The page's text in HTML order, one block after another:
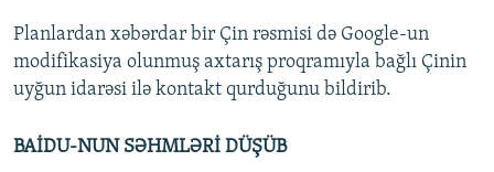
Planlardan xəbərdar bir Çin rəsmisi də Google-un
modifikasiya olunmuş axtarış proqramıyla bağlı Çinin
uyğun idarəsi ilə kontakt qurduğunu bildirib.
BAİDU-NUN SƏHMLƏRİ DÜŞÜB